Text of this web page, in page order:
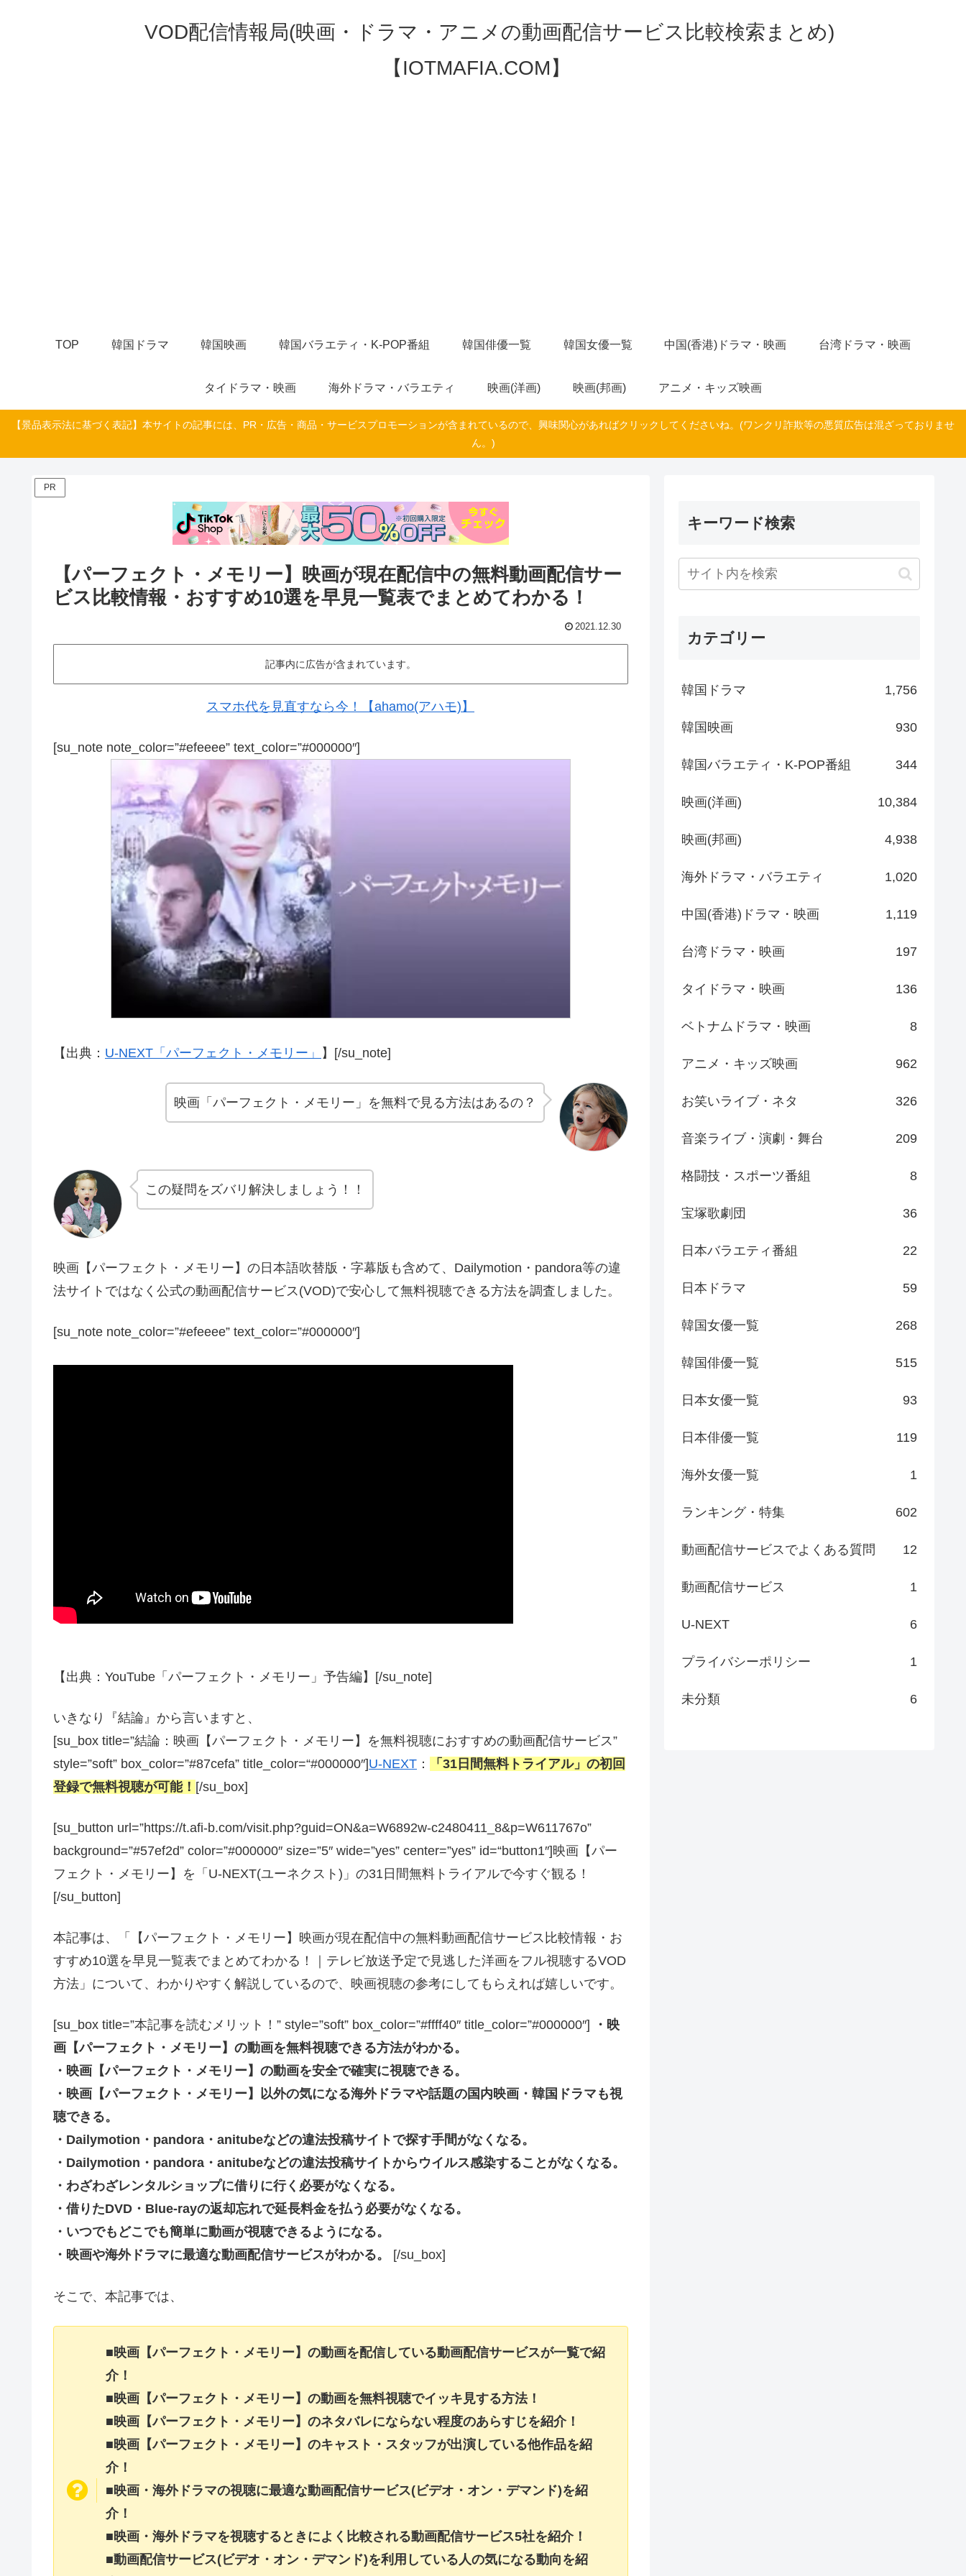
VOD配信情報局(映画・ドラマ・アニメの動画配信サービス比較検索まとめ)
【IOTMAFIA.COM】
TOP 韓国ドラマ 韓国映画 韓国バラエティ・K-POP番組 韓国俳優一覧 韓国女優一覧 中国(香港)ドラマ・映画 台湾ドラマ・映画
タイドラマ・映画 海外ドラマ・バラエティ 映画(洋画) 映画(邦画) アニメ・キッズ映画
【景品表示法に基づく表記】本サイトの記事には、PR・広告・商品・サービスプロモーションが含まれているので、興味関心があればクリックしてくださいね。(ワンクリ詐欺等の悪質広告は混ざっておりませ
ん。)
PR
【パーフェクト・メモリー】映画が現在配信中の無料動画配信サー
ビス比較情報・おすすめ10選を早見一覧表でまとめてわかる！
2021.12.30
記事内に広告が含まれています。
スマホ代を見直すなら今！【ahamo(アハモ)】
[su_note note_color=”#efeeee” text_color=”#000000″]
【出典： U-NEXT「パーフェクト・メモリー」 】[/su_note]
映画「パーフェクト・メモリー」を無料で見る方法はあるの？
この疑問をズバリ解決しましょう！！
映画【パーフェクト・メモリー】の日本語吹替版・字幕版も含めて、Dailymotion・pandora等の違
法サイトではなく公式の動画配信サービス(VOD)で安心して無料視聴できる方法を調査しました。
[su_note note_color=”#efeeee” text_color=”#000000″]
【出典：YouTube「パーフェクト・メモリー」予告編】[/su_note]
いきなり『結論』から言いますと、
[su_box title=”結論：映画【パーフェクト・メモリー】を無料視聴におすすめの動画配信サービス”
style=”soft” box_color=”#87cefa” title_color=“#000000″]U-NEXT ：
「31日間無料トライアル」の初回
登録で無料視聴が可能！ [/su_box]
[su_button url=”https://t.afi-b.com/visit.php?guid=ON&a=W6892w-c2480411_8&p=W611767o”
background=”#57ef2d” color=”#000000″ size=”5″ wide=”yes” center=”yes” id=“button1″]映画【パー
フェクト・メモリー】を「U-NEXT(ユーネクスト)」の31日間無料トライアルで今すぐ観る！
[/su_button]
本記事は、「【パーフェクト・メモリー】映画が現在配信中の無料動画配信サービス比較情報・お
すすめ10選を早見一覧表でまとめてわかる！｜テレビ放送予定で見逃した洋画をフル視聴するVOD
方法」について、わかりやすく解説しているので、映画視聴の参考にしてもらえれば嬉しいです。
[su_box title=”本記事を読むメリット！” style=”soft” box_color=”#ffff40″ title_color=”#000000″]
・映
画【パーフェクト・メモリー】の動画を無料視聴できる方法がわかる。
・映画【パーフェクト・メモリー】の動画を安全で確実に視聴できる。
・映画【パーフェクト・メモリー】以外の気になる海外ドラマや話題の国内映画・韓国ドラマも視
聴できる。
・Dailymotion・pandora・anitubeなどの違法投稿サイトで探す手間がなくなる。
・Dailymotion・pandora・anitubeなどの違法投稿サイトからウイルス感染することがなくなる。
・わざわざレンタルショップに借りに行く必要がなくなる。
・借りたDVD・Blue-rayの返却忘れで延長料金を払う必要がなくなる。
・いつでもどこでも簡単に動画が視聴できるようになる。
・映画や海外ドラマに最適な動画配信サービスがわかる。
[/su_box]
そこで、本記事では、
■映画【パーフェクト・メモリー】の動画を配信している動画配信サービスが一覧で紹
介！
■映画【パーフェクト・メモリー】の動画を無料視聴でイッキ見する方法！
■映画【パーフェクト・メモリー】のネタバレにならない程度のあらすじを紹介！
■映画【パーフェクト・メモリー】のキャスト・スタッフが出演している他作品を紹
介！
■映画・海外ドラマの視聴に最適な動画配信サービス(ビデオ・オン・デマンド)を紹
介！
■映画・海外ドラマを視聴するときによく比較される動画配信サービス5社を紹介！
■動画配信サービス(ビデオ・オン・デマンド)を利用している人の気になる動向を紹
キーワード検索
カテゴリー
韓国ドラマ 1,756
韓国映画 930
韓国バラエティ・K-POP番組 344
映画(洋画) 10,384
映画(邦画) 4,938
海外ドラマ・バラエティ 1,020
中国(香港)ドラマ・映画 1,119
台湾ドラマ・映画 197
タイドラマ・映画 136
ベトナムドラマ・映画 8
アニメ・キッズ映画 962
お笑いライブ・ネタ 326
音楽ライブ・演劇・舞台 209
格闘技・スポーツ番組 8
宝塚歌劇団 36
日本バラエティ番組 22
日本ドラマ 59
韓国女優一覧 268
韓国俳優一覧 515
日本女優一覧 93
日本俳優一覧 119
海外女優一覧 1
ランキング・特集 602
動画配信サービスでよくある質問 12
動画配信サービス 1
U-NEXT 6
プライバシーポリシー 1
未分類 6